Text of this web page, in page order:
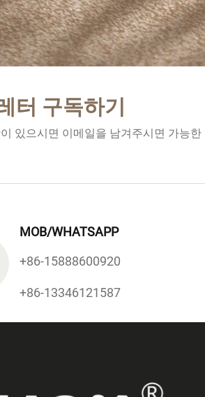
터 구독하기
있으시면 이메일을 남겨주시면 가능
MOB/WHATSAPP
+86-15888600920
+86-13346121587